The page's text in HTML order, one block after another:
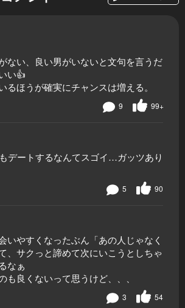
ない、良い男がいないと文句を言うだ
い👍
るほうが確実にチャンスは増える。
99+
9
デートするなんてスゴイ…ガッツあり
90
5
いやすくなったぶん「あの人じゃなく
、サクっと諦めて次にいこうとしちゃ
なぁ
も良くないって思うけど、、、
54
3